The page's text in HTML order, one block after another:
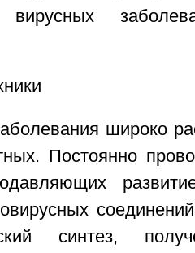
вирусных
широко
Постоянно
синтез,